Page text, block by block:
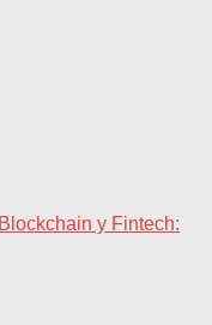
y Fintech: